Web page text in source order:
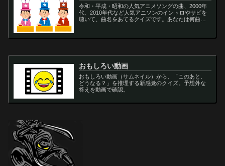
令和・平成・昭和の人気アニメソングの曲、2000年
代、2010年代など人気アニソンのイントロやサビを
聴いて、曲名をあてるクイズです。あなたは何曲わ
おもしろい動画
おもしろい動画（サムネイル）から、「このあと、
どうなる？」を推理する新感覚のクイズ。予想外な
答えを動画で確認。